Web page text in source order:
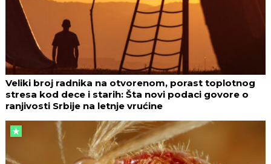
Veliki broj radnika na otvorenom, porast toplotnog
stresa kod dece i starih: Šta novi podaci govore o
ranjivosti Srbije na letnje vrućine